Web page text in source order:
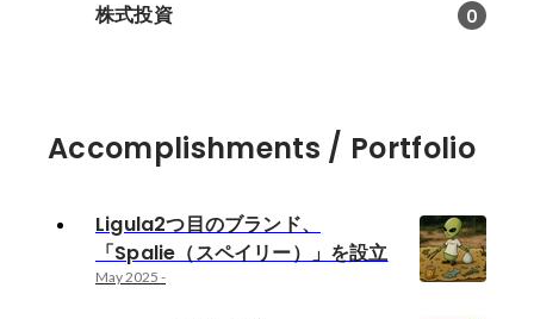
株式投資 0
Accomplishments / Portfolio
Ligula2つ目のブランド、
「Spalie（スペイリー）」を設立
May 2025 -